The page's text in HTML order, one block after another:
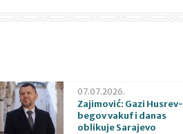
07.07.2026.
Zajimović: Gazi Husrev-
begov vakuf i danas
oblikuje Sarajevo